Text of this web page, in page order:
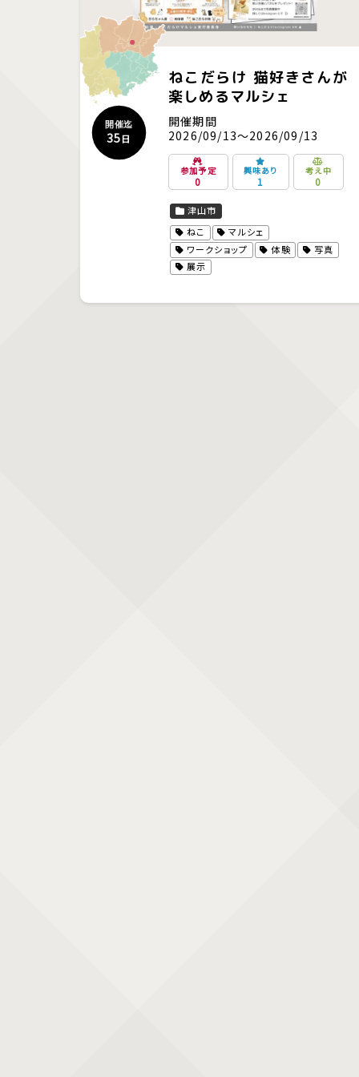
ねこだらけ 猫好きさんが
楽しめるマルシェ
開催迄
35日
開催期間
2026/09/13～2026/09/13
参加予定
0
興味あり
1
考え中
0
津山市
ねこ
マルシェ
ワークショップ
体験
写真
展示